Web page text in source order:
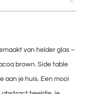
van helder glas –
brown. Side table
aan je huis. Een mooi